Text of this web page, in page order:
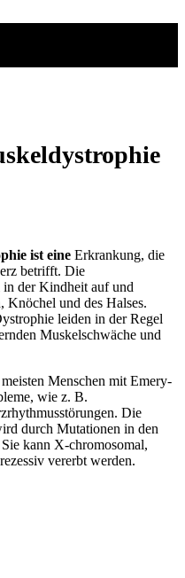
ist eine Erkrankung, die
betrifft. Die
in der Kindheit auf und
Knöchel und des Halses.
leiden in der Regel
Muskelschwäche und
Menschen mit Emery-
wie z. B.
Die
durch Mutationen in den
kann X-chromosomal,
vererbt werden.